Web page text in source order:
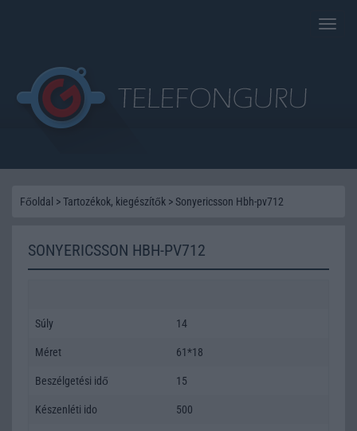
Toggle
Főoldal >Tartozékok, kiegészítők > Sonyericsson Hbh-pv712
SONYERICSSON HBH-PV712
Súly 14
Méret 61*18
Beszélgetési idő 15
Készenléti ido 500